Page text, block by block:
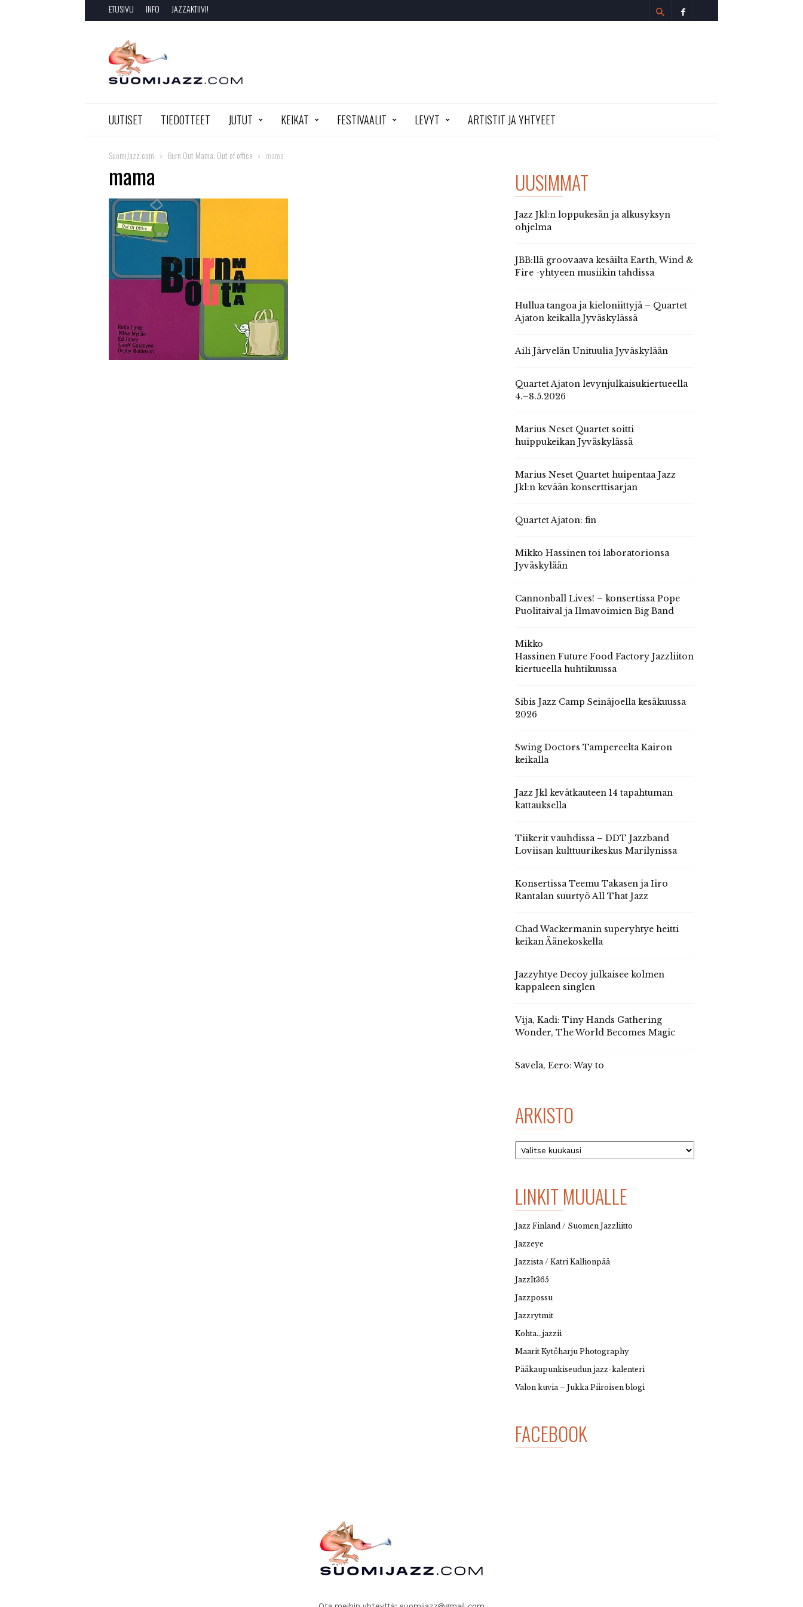
ETUSIVU INFO JAZZAKTIIVI!
SuomiJazz.com
UUTISET TIEDOTTEET JUTUT KEIKAT FESTIVAALIT LEVYT ARTISTIT JA YHTYEET
SuomiJazz.com Burn Out Mama: Out of office mama
mama UUSIMMAT
Jazz Jkl:n loppukesän ja alkusyksyn
ohjelma
JBB:llä groovaava kesäilta Earth, Wind &
Fire -yhtyeen musiikin tahdissa
Hullua tangoa ja kieloniittyjä – Quartet
Ajaton keikalla Jyväskylässä
Aili Järvelän Unituulia Jyväskylään
Quartet Ajaton levynjulkaisukiertueella
4.–8.5.2026
Marius Neset Quartet soitti
huippukeikan Jyväskylässä
Marius Neset Quartet huipentaa Jazz
Jkl:n kevään konserttisarjan
Quartet Ajaton: fin
Mikko Hassinen toi laboratorionsa
Jyväskylään
Cannonball Lives! – konsertissa Pope
Puolitaival ja Ilmavoimien Big Band
Mikko
Hassinen Future Food Factory Jazzliiton
kiertueella huhtikuussa
Sibis Jazz Camp Seinäjoella kesäkuussa
2026
Swing Doctors Tampereelta Kairon
keikalla
Jazz Jkl kevätkauteen 14 tapahtuman
kattauksella
Tiikerit vauhdissa – DDT Jazzband
Loviisan kulttuurikeskus Marilynissa
Konsertissa Teemu Takasen ja Iiro
Rantalan suurtyö All That Jazz
Chad Wackermanin superyhtye heitti
keikan Äänekoskella
Jazzyhtye Decoy julkaisee kolmen
kappaleen singlen
Vija, Kadi: Tiny Hands Gathering
Wonder, The World Becomes Magic
Savela, Eero: Way to
ARKISTO
Arkisto
LINKIT MUUALLE
Jazz Finland / Suomen Jazzliitto
Jazzeye
Jazzista / Katri Kallionpää
JazzIt365
Jazzpossu
Jazzrytmit
Kohta…jazzii
Maarit Kytöharju Photography
Pääkaupunkiseudun jazz-kalenteri
Valon kuvia – Jukka Piiroisen blogi
FACEBOOK